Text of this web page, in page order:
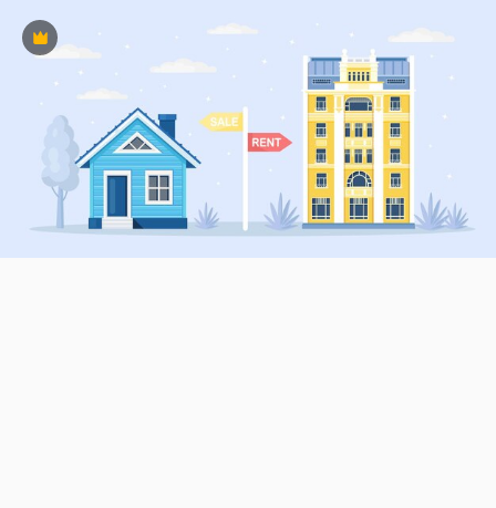
Premium